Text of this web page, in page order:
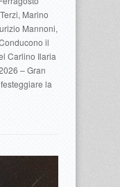
Marino
Mannoni,
il
Carlino Ilaria
– Gran
la